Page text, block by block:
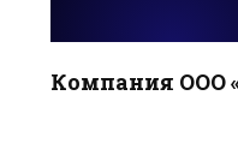
Компания ООО